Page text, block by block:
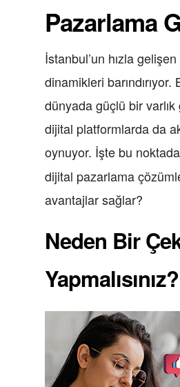
Pazarlama
İstanbul’un hızla
dinamikleri
dünyada güçlü bir varlık
dijital platformlarda da
oynuyor. İşte bu noktada
dijital pazarlama
avantajlar sağlar?
Neden Bir
Yapmalısınız?